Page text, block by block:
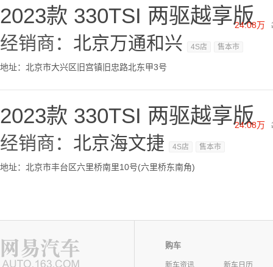
2023款 330TSI 两驱越享版
经销商： 北京万通和兴 4S店 售本市
地址：北京市大兴区旧宫镇旧忠路北东甲3号
24.08万
2023款 330TSI 两驱越享版
经销商： 北京海文捷 4S店 售本市
地址：北京市丰台区六里桥南里10号(六里桥东南角)
24.08万
购车
新车资讯
新车日历